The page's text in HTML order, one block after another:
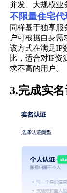
并发、大规模业
不限量住宅
同样基于独享服
户可根据自身需
该方式在满足IP
比，适合对IP资
求不高的用户。
3.完成实